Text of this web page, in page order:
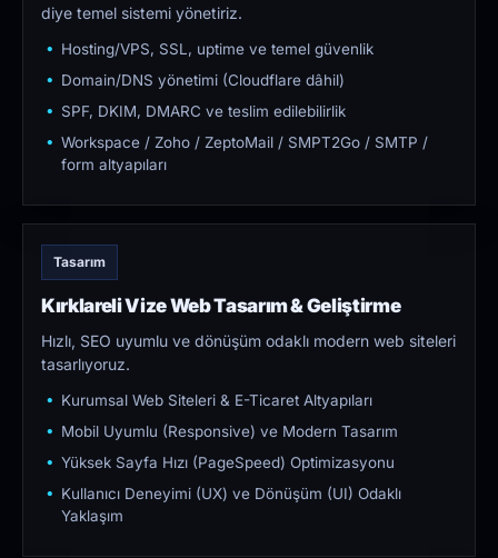
diye temel sistemi yönetiriz.
Hosting/VPS, SSL, uptime ve temel güvenlik
Domain/DNS yönetimi (Cloudflare dâhil)
SPF, DKIM, DMARC ve teslim edilebilirlik
Workspace / Zoho / ZeptoMail / SMPT2Go / SMTP /
form altyapıları
Tasarım
Kırklareli Vize Web Tasarım & Geliştirme
Hızlı, SEO uyumlu ve dönüşüm odaklı modern web siteleri
tasarlıyoruz.
Kurumsal Web Siteleri & E-Ticaret Altyapıları
Mobil Uyumlu (Responsive) ve Modern Tasarım
Yüksek Sayfa Hızı (PageSpeed) Optimizasyonu
Kullanıcı Deneyimi (UX) ve Dönüşüm (UI) Odaklı
Yaklaşım